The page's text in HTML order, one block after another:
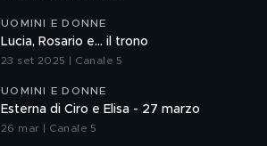
UOMINI E DONNE
Lucia, Rosario e... il trono
23 set 2025 | Canale 5
UOMINI E DONNE
Esterna di Ciro e Elisa - 27 marzo
26 mar | Canale 5